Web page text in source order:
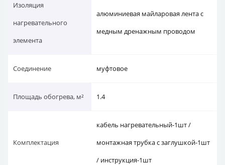
Изоляция
нагревательного
элемента
алюминиевая майларовая лента с
медным дренажным проводом
Соединение муфтовое
Площадь обогрева, м² 1.4
Комплектация
кабель нагревательный-1шт /
монтажная трубка с заглушкой-1шт
/ инструкция-1шт